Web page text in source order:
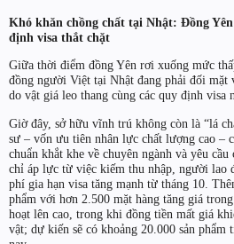
Khó khăn chồng chất tại Nhật: Đồng
định visa thắt chặt
Giữa thời điểm đồng Yên rơi xuống mức
đồng người Việt tại Nhật đang phải đối mặt
do vật giá leo thang cùng các quy định visa
Giờ đây, sở hữu vĩnh trú không còn là “lá
sư – vốn ưu tiên nhân lực chất lượng cao –
chuẩn khắt khe về chuyên ngành và yêu
chỉ áp lực từ việc kiếm thu nhập, người lao
phí gia hạn visa tăng mạnh từ tháng 10.
phẩm với hơn 2.500 mặt hàng tăng giá
hoạt lên cao, trong khi đồng tiền mất giá
vật; dự kiến sẽ có khoảng 20.000 sản phẩm